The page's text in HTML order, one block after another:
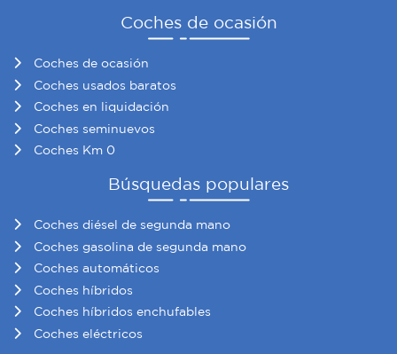
Coches de ocasión
Coches de ocasión
Coches usados baratos
Coches en liquidación
Coches seminuevos
Coches Km 0
Búsquedas populares
Coches diésel de segunda mano
Coches gasolina de segunda mano
Coches automáticos
Coches híbridos
Coches híbridos enchufables
Coches eléctricos